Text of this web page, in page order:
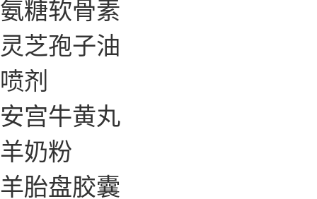
氨糖软骨素
灵芝孢子油
喷剂
安宫牛黄丸
羊奶粉
羊胎盘胶囊